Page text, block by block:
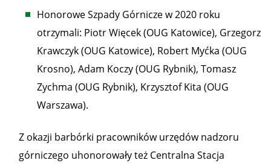
Honorowe Szpady Górnicze w 2020 roku
otrzymali: Piotr Więcek (OUG Katowice), Grzegorz
Krawczyk (OUG Katowice), Robert Myćka (OUG
Krosno), Adam Koczy (OUG Rybnik), Tomasz
Zychma (OUG Rybnik), Krzysztof Kita (OUG
Warszawa).
Z okazji barbórki pracowników urzędów nadzoru
górniczego uhonorowały też Centralna Stacja